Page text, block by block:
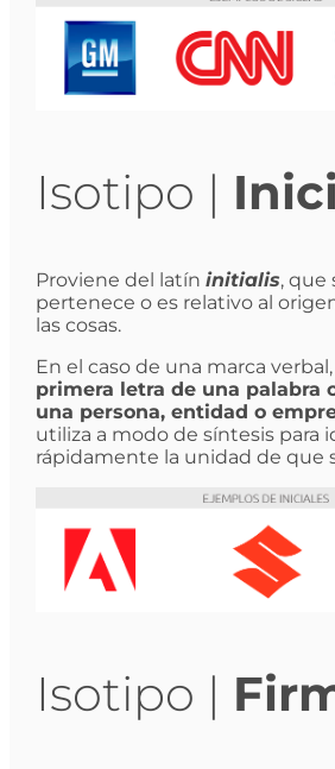
Isotipo |
Proviene del latín initialis, que
pertenece o es relativo al
las cosas.
En el caso de una marca
primera letra de una palabra
una persona, entidad o
utiliza a modo de síntesis para
rápidamente la unidad de que
Isotipo |